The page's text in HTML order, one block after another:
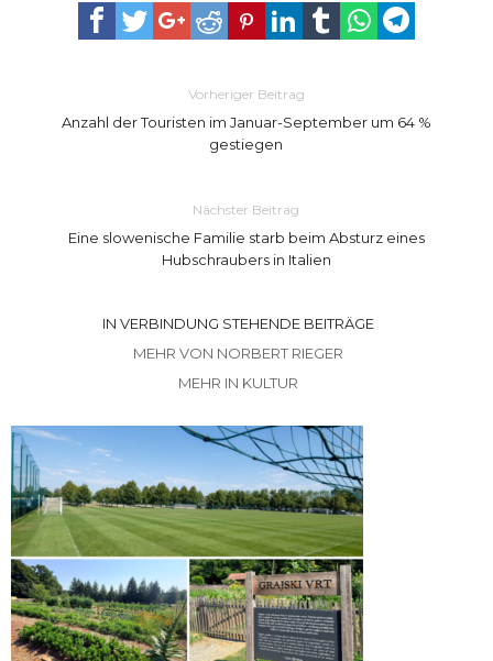
Vorheriger Beitrag
Anzahl der Touristen im Januar-September um 64 %
gestiegen
Nächster Beitrag
Eine slowenische Familie starb beim Absturz eines
Hubschraubers in Italien
IN VERBINDUNG STEHENDE BEITRÄGE
MEHR VON NORBERT RIEGER
MEHR IN KULTUR